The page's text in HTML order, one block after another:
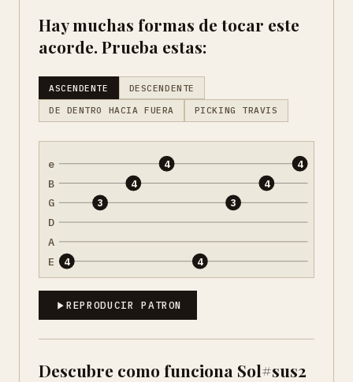
Hay muchas formas de tocar este
acorde. Prueba estas:
ASCENDENTE DESCENDENTE
DE DENTRO HACIA FUERA PICKING TRAVIS
e
B
G
D
A
E 4
3
4
4
4
3
4
4
REPRODUCIR PATRON
Descubre como funciona Sol#sus2